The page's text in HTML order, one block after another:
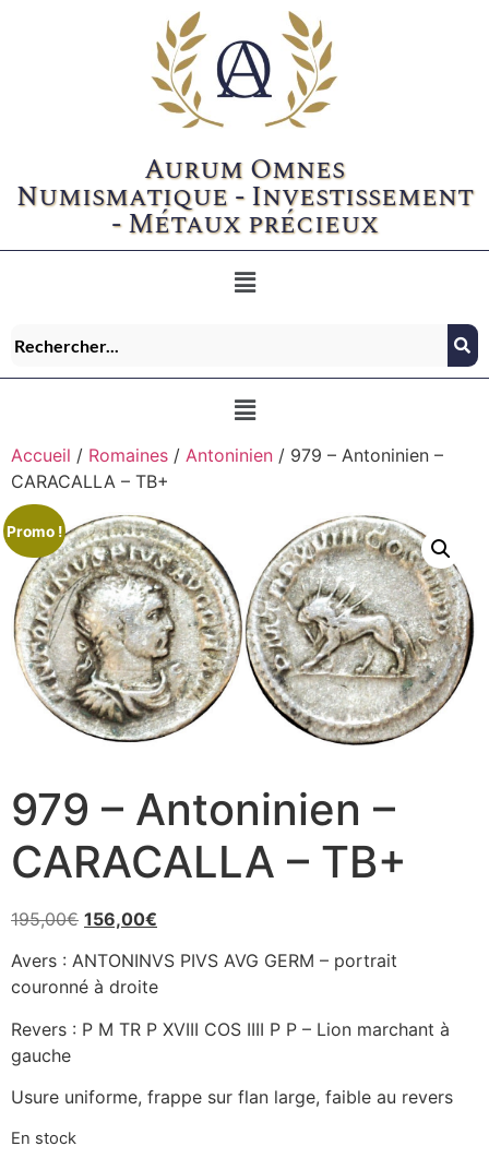
Aurum Omnes
Numismatique - Investissement
- Métaux précieux
Accueil / Romaines / Antoninien / 979 – Antoninien –
CARACALLA – TB+
Promo !
979 – Antoninien –
CARACALLA – TB+
195,00€ 156,00€
Avers : ANTONINVS PIVS AVG GERM – portrait
couronné à droite
Revers : P M TR P XVIII COS IIII P P – Lion marchant à
gauche
Usure uniforme, frappe sur flan large, faible au revers
En stock